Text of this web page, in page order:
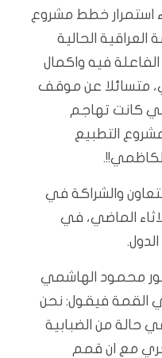
استمرار خطط مشروع
العراقية الحالية
فيه واكمال
متسائلا عن موقف
كانت تهاجم
التطبيع
والشراكة في
الماضي، في
محمود الهاشمي
القمة فيقول: نحن
حالة من الضبابية
مع ان قمم